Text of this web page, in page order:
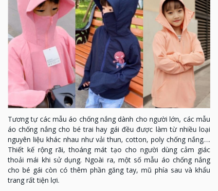
Tương tự các mẫu áo chống nắng dành cho người lớn, các mẫu
áo chống nắng cho bé trai hay gái đều được làm từ nhiều loại
nguyên liệu khác nhau như vải thun, cotton, poly chống nắng….
Thiết kế rộng rãi, thoáng mát tạo cho người dùng cảm giác
thoải mái khi sử dụng. Ngoài ra, một số mẫu áo chống nắng
cho bé gái còn có thêm phần găng tay, mũ phía sau và khẩu
trang rất tiện lợi.